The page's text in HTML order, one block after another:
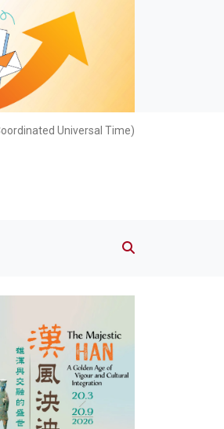
Universal Time)
們